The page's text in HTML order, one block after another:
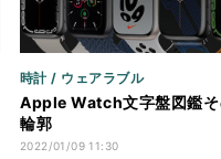
時計 / ウェアラブル
Apple Watch文字盤図鑑
輪郭
2022/01/09 11:30